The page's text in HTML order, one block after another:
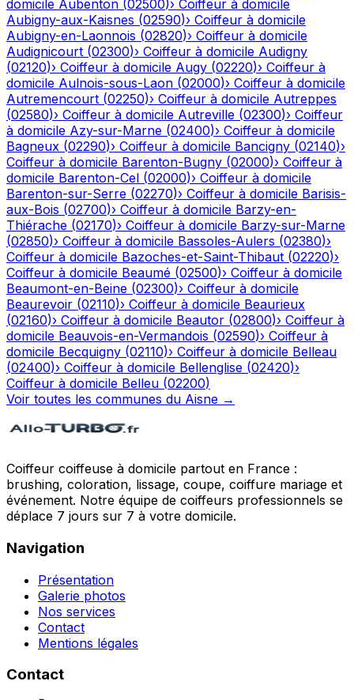
domicile Aubenton (02500)› Coiffeur à domicile
Aubigny-aux-Kaisnes (02590)› Coiffeur à domicile
Aubigny-en-Laonnois (02820)› Coiffeur à domicile
Audignicourt (02300)› Coiffeur à domicile Audigny
(02120)› Coiffeur à domicile Augy (02220)› Coiffeur à
domicile Aulnois-sous-Laon (02000)› Coiffeur à domicile
Autremencourt (02250)› Coiffeur à domicile Autreppes
(02580)› Coiffeur à domicile Autreville (02300)› Coiffeur
à domicile Azy-sur-Marne (02400)› Coiffeur à domicile
Bagneux (02290)› Coiffeur à domicile Bancigny (02140)›
Coiffeur à domicile Barenton-Bugny (02000)› Coiffeur à
domicile Barenton-Cel (02000)› Coiffeur à domicile
Barenton-sur-Serre (02270)› Coiffeur à domicile Barisis-
aux-Bois (02700)› Coiffeur à domicile Barzy-en-
Thiérache (02170)› Coiffeur à domicile Barzy-sur-Marne
(02850)› Coiffeur à domicile Bassoles-Aulers (02380)›
Coiffeur à domicile Bazoches-et-Saint-Thibaut (02220)›
Coiffeur à domicile Beaumé (02500)› Coiffeur à domicile
Beaumont-en-Beine (02300)› Coiffeur à domicile
Beaurevoir (02110)› Coiffeur à domicile Beaurieux
(02160)› Coiffeur à domicile Beautor (02800)› Coiffeur à
domicile Beauvois-en-Vermandois (02590)› Coiffeur à
domicile Becquigny (02110)› Coiffeur à domicile Belleau
(02400)› Coiffeur à domicile Bellenglise (02420)›
Coiffeur à domicile Belleu (02200)
Voir toutes les communes du Aisne →
Coiffeur coiffeuse à domicile partout en France :
brushing, coloration, lissage, coupe, coiffure mariage et
événement. Notre équipe de coiffeurs professionnels se
déplace 7 jours sur 7 à votre domicile.
Navigation
Présentation
Galerie photos
Nos services
Contact
Mentions légales
Contact